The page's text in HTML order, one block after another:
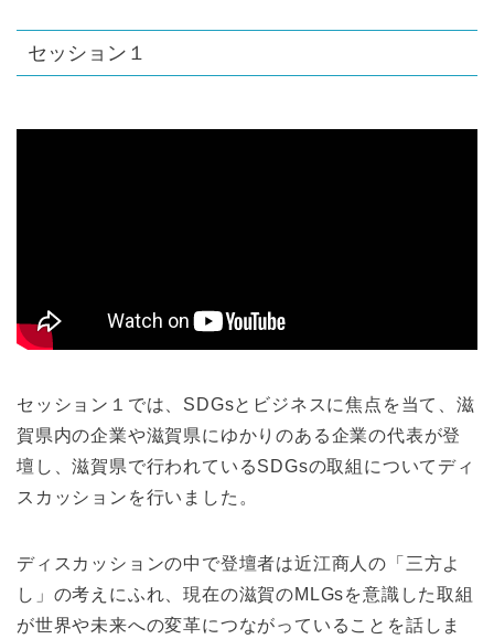
セッション１
セッション１では、SDGsとビジネスに焦点を当て、滋
賀県内の企業や滋賀県にゆかりのある企業の代表が登
壇し、滋賀県で行われているSDGsの取組についてディ
スカッションを行いました。
ディスカッションの中で登壇者は近江商人の「三方よ
し」の考えにふれ、現在の滋賀のMLGsを意識した取組
が世界や未来への変革につながっていることを話しま